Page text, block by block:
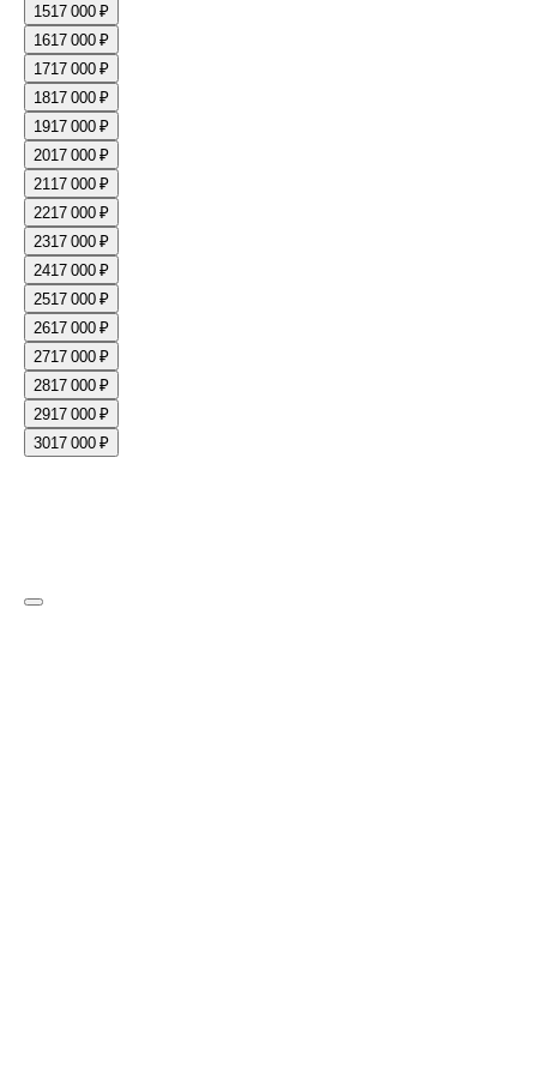
1517 000 ₽
1617 000 ₽
1717 000 ₽
1817 000 ₽
1917 000 ₽
2017 000 ₽
2117 000 ₽
2217 000 ₽
2317 000 ₽
2417 000 ₽
2517 000 ₽
2617 000 ₽
2717 000 ₽
2817 000 ₽
2917 000 ₽
3017 000 ₽